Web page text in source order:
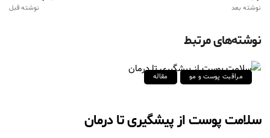
نوشته قبل نوشته بعد
نوشته‌های مرتبط
مراقبت پوست و مو مقاله
سلامت پوست از پیشگیری تا درمان